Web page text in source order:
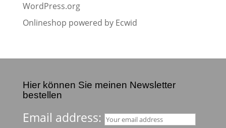
WordPress.org
Onlineshop powered by Ecwid
Hier können Sie meinen Newsletter
bestellen
Email address: